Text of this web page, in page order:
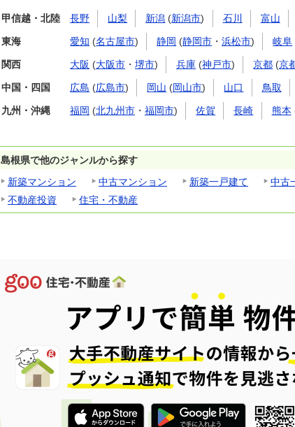
甲信越・北陸 長野 山梨 新潟 (新潟市) 石川 富山
東海 愛知 (名古屋市) 静岡 (静岡市 ・浜松市) 岐阜
関西 大阪 (大阪市 ・ 堺市) 兵庫 (神戸市) 京都 (京
中国・四国 広島 (広島市) 岡山 (岡山市) 山口 鳥取
九州・沖縄 福岡 (北九州市 ・ 福岡市) 佐賀 長崎 熊本
島根県で他のジャンルから探す
新築マンション
中古マンション 新築一戸建て 中古
不動産投資
住宅・不動産